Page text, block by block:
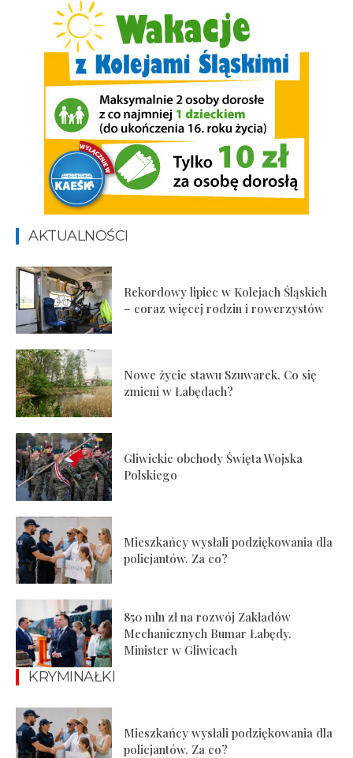
AKTUALNOŚCI
Rekordowy lipiec w Kolejach Śląskich
– coraz więcej rodzin i rowerzystów
Nowe życie stawu Szuwarek. Co się
zmieni w Łabędach?
Gliwickie obchody Święta Wojska
Polskiego
Mieszkańcy wysłali podziękowania dla
policjantów. Za co?
850 mln zł na rozwój Zakładów
Mechanicznych Bumar Łabędy.
Minister w Gliwicach
KRYMINAŁKI
Mieszkańcy wysłali podziękowania dla
policjantów. Za co?